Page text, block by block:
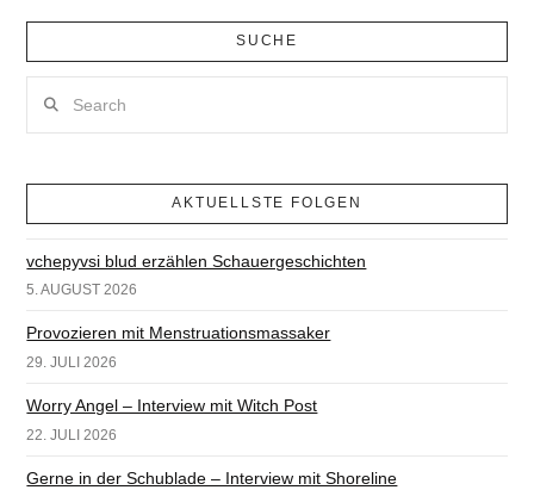
SUCHE
AKTUELLSTE FOLGEN
vchepyvsi blud erzählen Schauergeschichten
5. AUGUST 2026
Provozieren mit Menstruationsmassaker
29. JULI 2026
Worry Angel – Interview mit Witch Post
22. JULI 2026
Gerne in der Schublade – Interview mit Shoreline